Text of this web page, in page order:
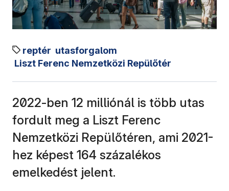
reptér utasforgalom
Liszt Ferenc Nemzetközi Repülőtér
2022-ben 12 milliónál is több utas
fordult meg a Liszt Ferenc
Nemzetközi Repülőtéren, ami 2021-
hez képest 164 százalékos
emelkedést jelent.